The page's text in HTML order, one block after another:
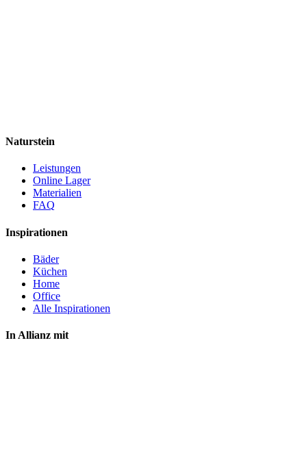
Naturstein
Leistungen
Online Lager
Materialien
FAQ
Inspirationen
Bäder
Küchen
Home
Office
Alle Inspirationen
In Allianz mit